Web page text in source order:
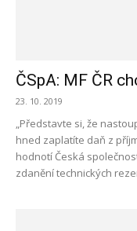
ČSpA: MF ČR
23. 10. 2019
„Představte si, že
hned zaplatíte daň z
hodnotí Česká
zdanění technických